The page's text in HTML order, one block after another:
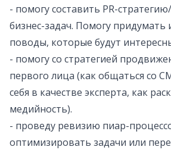
- помогу составить PR-
бизнес-задач. Помогу
поводы, которые будут
- помогу со стратегией
первого лица (как общаться со
себя в качестве эксперта, как
медийность).
- проведу ревизию пиар-
оптимизировать задачи или